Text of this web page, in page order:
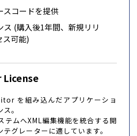
スコードを提供
ス (購入後1年間、新規リリ
ス可能)
を組み込んだアプリケーショ
。
テムへXML編集機能を統合する開
グレーターに適しています。